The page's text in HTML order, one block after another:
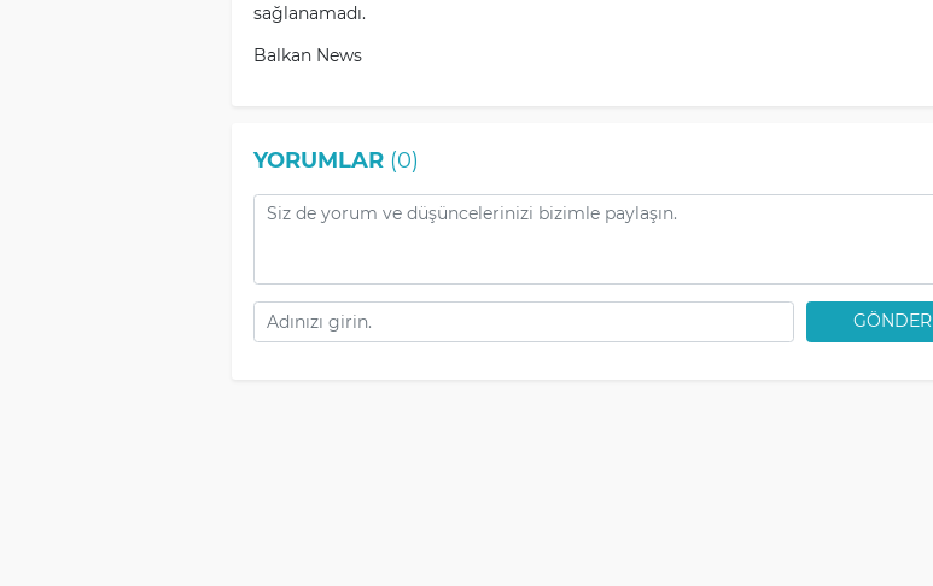
sağlanamadı.
Balkan News
YORUMLAR(0)
GÖNDER